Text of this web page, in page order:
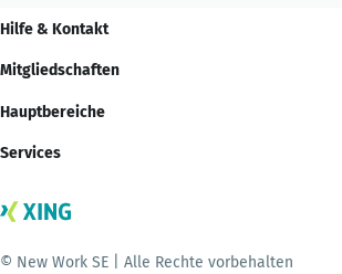
Hilfe & Kontakt
Mitgliedschaften
Hauptbereiche
Services
© New Work SE | Alle Rechte vorbehalten